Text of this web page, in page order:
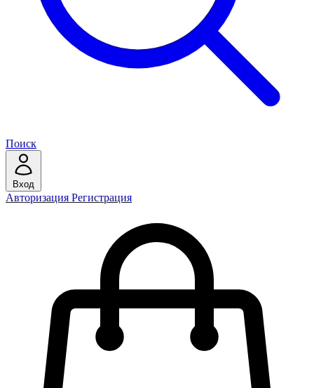
Поиск
Вход
Авторизация Регистрация